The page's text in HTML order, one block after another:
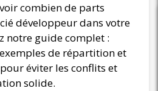
combien de parts
développeur dans votre
notre guide complet :
de répartition et
éviter les conflits et
solide.